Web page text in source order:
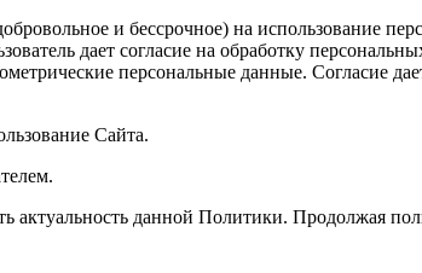
и бессрочное) на использование
дает согласие на обработку
персональные данные. Согласие
Сайта.
актуальность данной Политики. Продолжая